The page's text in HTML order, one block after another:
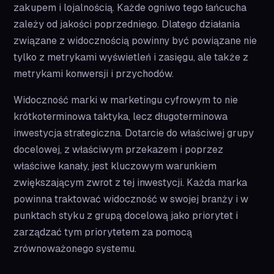
zakupem i lojalnością. Każde ogniwo tego łańcucha
zależy od jakości poprzedniego. Dlatego działania
związane z widocznością powinny być powiązane nie
tylko z metrykami wyświetleń i zasięgu, ale także z
metrykami konwersji i przychodów.
Widoczność marki w marketingu cyfrowym to nie
krótkoterminowa taktyka, lecz długoterminowa
inwestycja strategiczna. Dotarcie do właściwej grupy
docelowej, z właściwym przekazem i poprzez
właściwe kanały, jest kluczowym warunkiem
zwiększającym zwrot z tej inwestycji. Każda marka
powinna traktować widoczność w swojej branży i w
punktach styku z grupą docelową jako priorytet i
zarządzać tym priorytetem za pomocą
zrównoważonego systemu.